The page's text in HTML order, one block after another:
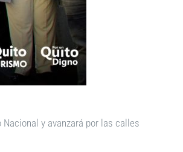
y avanzará por las calles